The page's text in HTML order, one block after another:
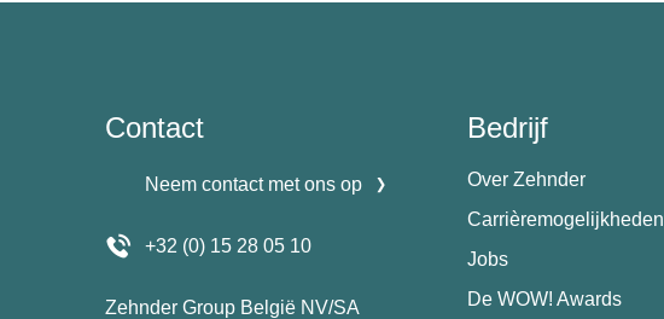
Contact
Neem contact met ons op
+32 (0) 15 28 05 10
Zehnder Group België NV/SA
Bedrijf
Over Zehnder
Carrièremogelijkheden
Jobs
De WOW! Awards